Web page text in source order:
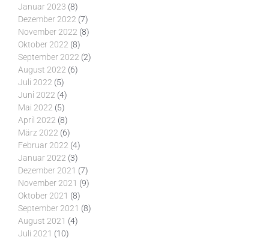
Januar 2023 (8)
Dezember 2022 (7)
November 2022 (8)
Oktober 2022 (8)
September 2022 (2)
August 2022 (6)
Juli 2022 (5)
Juni 2022 (4)
Mai 2022 (5)
April 2022 (8)
März 2022 (6)
Februar 2022 (4)
Januar 2022 (3)
Dezember 2021 (7)
November 2021 (9)
Oktober 2021 (8)
September 2021 (8)
August 2021 (4)
Juli 2021 (10)